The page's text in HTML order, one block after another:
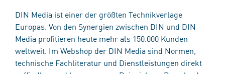
DIN Media ist einer der größten Technikverlage
Europas. Von den Synergien zwischen DIN und DIN
Media profitieren heute mehr als 150.000 Kunden
weltweit. Im Webshop der DIN Media sind Normen,
technische Fachliteratur und Dienstleistungen direkt